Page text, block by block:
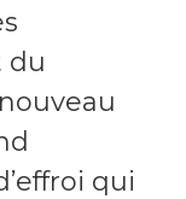
du
qui